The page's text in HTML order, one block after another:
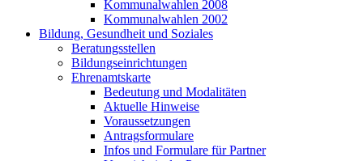
Kommunalwahlen 2008
Kommunalwahlen 2002
Bildung, Gesundheit und Soziales
Beratungsstellen
Bildungseinrichtungen
Ehrenamtskarte
Bedeutung und Modalitäten
Aktuelle Hinweise
Voraussetzungen
Antragsformulare
Infos und Formulare für Partner